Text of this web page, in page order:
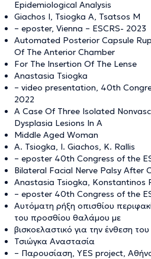
Epidemiological Analysis
Giachos I, Tsiogka A, Tsatsos M
– eposter, Vienna – ESCRS- 2023
Automated Posterior Capsule
Of The Anterior Chamber
For The Insertion Of The Lense
Anastasia Tsiogka
– video presentation, 40th
2022
A Case Of Three Isolated
Dysplasia Lesions In A
Middle Aged Woman
A. Tsiogka, I. Giachos, K. Rallis
– eposter 40th Congress of the
Bilateral Facial Nerve Palsy After
Anastasia Tsiogka, Konstantinos
– eposter 40th Congress of the
Αυτόματη ρήξη οπισθίου
του προσθίου θαλάμου με
βισκοελαστικό για την ένθεση
Τσιώγκα Αναστασία
– Παρουσίαση, YES project,